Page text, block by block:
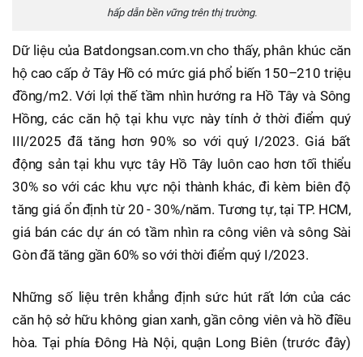
hấp dẫn bền vững trên thị trường.
Dữ liệu của Batdongsan.com.vn cho thấy, phân khúc căn
hộ cao cấp ở Tây Hồ có mức giá phổ biến 150–210 triệu
đồng/m2. Với lợi thế tầm nhìn hướng ra Hồ Tây và Sông
Hồng, các căn hộ tại khu vực này tính ở thời điểm quý
III/2025 đã tăng hơn 90% so với quý I/2023. Giá bất
động sản tại khu vực tây Hồ Tây luôn cao hơn tối thiểu
30% so với các khu vực nội thành khác, đi kèm biên độ
tăng giá ổn định từ 20 - 30%/năm. Tương tự, tại TP. HCM,
giá bán các dự án có tầm nhìn ra công viên và sông Sài
Gòn đã tăng gần 60% so với thời điểm quý I/2023.
Những số liệu trên khẳng định sức hút rất lớn của các
căn hộ sở hữu không gian xanh, gần công viên và hồ điều
hòa. Tại phía Đông Hà Nội, quận Long Biên (trước đây)